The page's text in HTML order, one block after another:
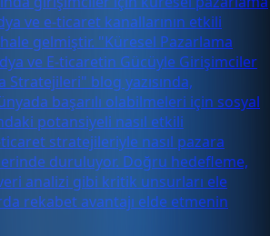
ve e-ticaret kanallarının etkili
hale gelmiştir. "Küresel Pazarlama
ve E-ticaretin Gücüyle Girişimciler
Stratejileri" blog yazısında,
başarılı olabilmeleri için sosyal
potansiyeli nasıl etkili
stratejileriyle nasıl pazara
duruluyor. Doğru hedefleme,
analizi gibi kritik unsurları ele
rekabet avantajı elde etmenin